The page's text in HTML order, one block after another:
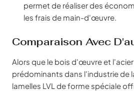
permet de réaliser des
les frais de main-d'œuvre.
Comparaison Avec
Alors que le bois d'œuvre et
prédominants dans l'industrie de
lamelles LVL de forme spéciale